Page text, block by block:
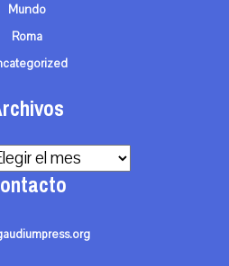
Mundo
Roma